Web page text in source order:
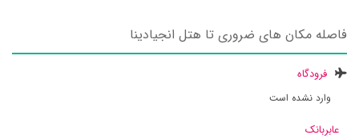
فاصله مکان های ضروری تا هتل انجیادینا
فرودگاه
وارد نشده است
عابربانک